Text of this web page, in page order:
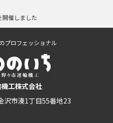
催しました
プロフェッショナル
工株式会社
沢市湊1丁目55番地23